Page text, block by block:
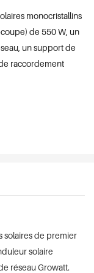
monocristallins
de 550 W, un
un support de
raccordement
solaires de premier
solaire
réseau Growatt.